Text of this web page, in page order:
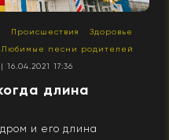
Происшествия
Здоровье
Любимые песни родителей
| 16.04.2021 17:36
длина
и его длина